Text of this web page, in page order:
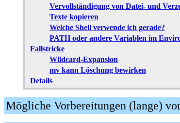
Vervollständigung von Datei- und
Texte kopieren
Welche Shell verwende ich gerade?
PATH oder andere Variablen im
Fallstricke
Wildcard-Expansion
mv kann Löschung bewirken
Details
Mögliche Vorbereitungen (lange)